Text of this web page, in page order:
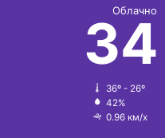
Облачно
34
36º - 26º
42%
0.96 км/х